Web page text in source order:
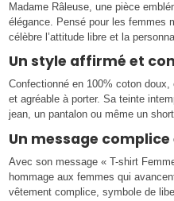
Madame Râleuse, une pièce
élégance. Pensé pour les femmes
célèbre l’attitude libre et la
Un style affirmé et
Confectionné en 100% coton
et agréable à porter. Sa teinte
jean, un pantalon ou même un
Un message
Avec son message « T-shirt
hommage aux femmes qui
vêtement complice, symbole de